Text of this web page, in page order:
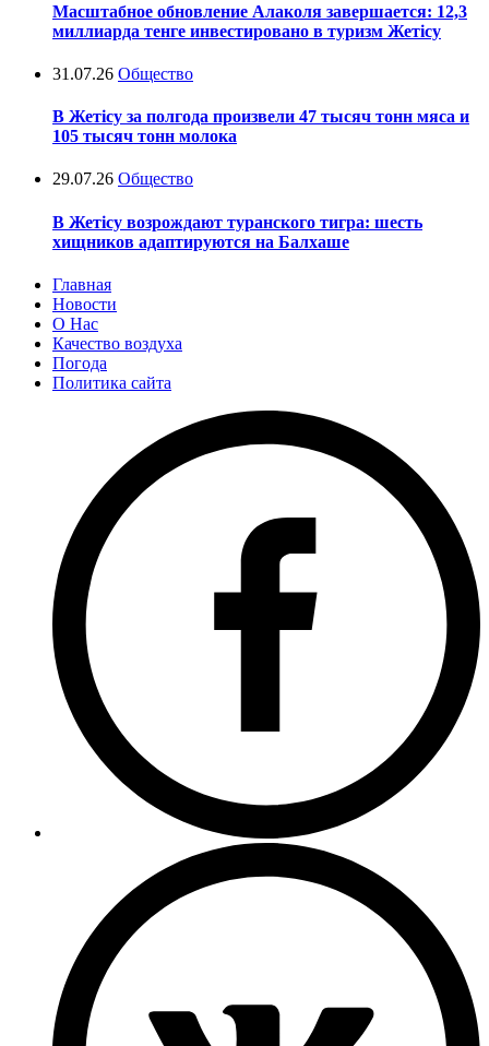
Масштабное обновление Алаколя завершается: 12,3
миллиарда тенге инвестировано в туризм Жетісу
31.07.26 Общество
В Жетісу за полгода произвели 47 тысяч тонн мяса и
105 тысяч тонн молока
29.07.26 Общество
В Жетісу возрождают туранского тигра: шесть
хищников адаптируются на Балхаше
Главная
Новости
О Нас
Качество воздуха
Погода
Политика сайта